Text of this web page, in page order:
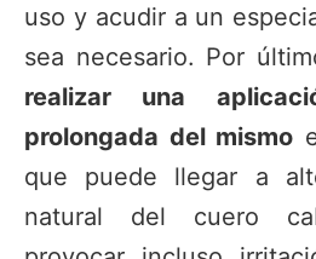
uso y acudir a un
sea necesario. Por
realizar una
prolongada del mismo
que puede llegar a
natural del cuero